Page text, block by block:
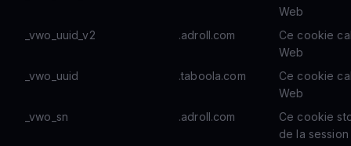
Web
_vwo_uuid_v2
.adroll.com
Ce cookie
Web
_vwo_uuid
.taboola.com
Ce cookie
Web
_vwo_sn
.adroll.com
Ce cookie
de la session